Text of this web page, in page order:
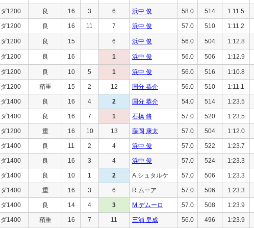
ダ1200 良 16 3 6 浜中 俊 58.0 514 1:11.5
ダ1200 良 16 11 7 浜中 俊 57.0 510 1:11.2
ダ1200 良 15 6 浜中 俊 56.0 504 1:12.8
ダ1200 良 16 1 浜中 俊 56.0 506 1:12.9
ダ1200 良 10 5 1 浜中 俊 56.0 516 1:10.8
ダ1200 稍重 15 2 12 国分 恭介 56.0 510 1:11.1
ダ1400 良 16 4 2 国分 恭介 54.0 514 1:23.5
ダ1400 良 16 7 1 石橋 脩 57.0 520 1:23.5
ダ1200 重 16 10 13 藤岡 康太 57.0 504 1:12.0
ダ1400 良 11 2 4 浜中 俊 57.0 522 1:23.7
ダ1400 良 16 3 4 浜中 俊 57.0 524 1:23.3
ダ1400 良 10 1 2 A.シュタルケ 57.0 506 1:23.3
ダ1400 重 16 3 6 R.ムーア 57.0 506 1:23.3
ダ1400 良 14 4 3 M.デムーロ 57.0 508 1:23.9
ダ1400 稍重 16 7 11 三浦 皇成 56.0 496 1:23.9